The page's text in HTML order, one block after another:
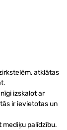
atklātas
izskalot ar
ir ievietotas un
mediķu palīdzību.